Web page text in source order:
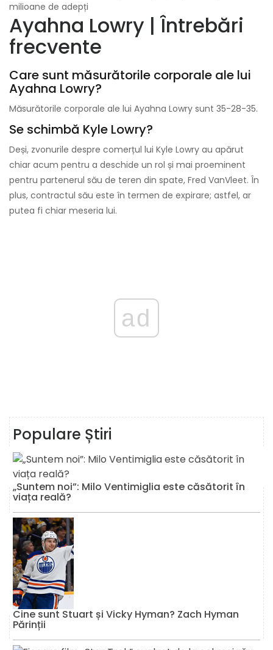
milioane de adepți
Ayahna Lowry | Întrebări
frecvente
Care sunt măsurătorile corporale ale lui
Ayahna Lowry?
Măsurătorile corporale ale lui Ayahna Lowry sunt 35-28-35.
Se schimbă Kyle Lowry?
Deși, zvonurile despre comerțul lui Kyle Lowry au apărut
chiar acum pentru a deschide un rol și mai proeminent
pentru partenerul său de teren din spate, Fred VanVleet. În
plus, contractul său este în termen de expirare; astfel, ar
putea fi chiar meseria lui.
ad
Populare Știri
„Suntem noi”: Milo Ventimiglia este căsătorit în
viața reală?
Cine sunt Stuart și Vicky Hyman? Zach Hyman
Părinții